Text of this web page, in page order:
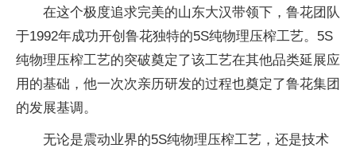
在这个极度追求完美的山东大汉带领下，鲁花团队
于1992年成功开创鲁花独特的5S纯物理压榨工艺。5S
纯物理压榨工艺的突破奠定了该工艺在其他品类延展应
用的基础，他一次次亲历研发的过程也奠定了鲁花集团
的发展基调。
无论是震动业界的5S纯物理压榨工艺，还是技术